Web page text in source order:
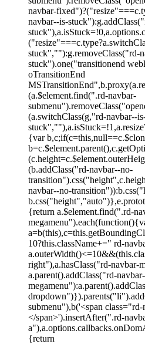
navbar-
navbar--is-
stuck",""):g.removeClass("rd-
stuck").one("transitionend
oTransitionEnd
(a.$element.find(".rd-navbar-
(a.switchClass(g,"rd-navbar--
{var
(b.addClass("rd-navbar--no-
navbar--no-
{return a.$element.find(".rd-
10?this.className+=" rd-
right"),a.hasClass("rd-navbar-
a.parent().addClass("rd-
submenu"),b('<span
</span>').insertAfter(".rd-
{return